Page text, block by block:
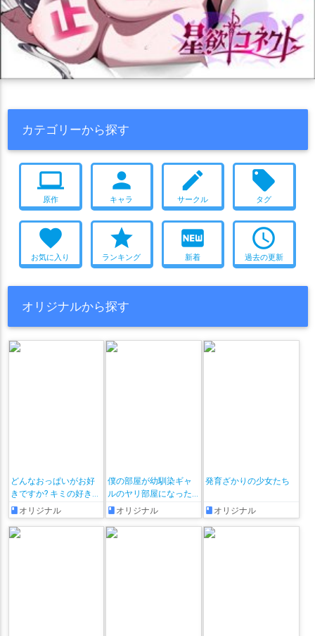
カテゴリーから探す
computer
原作
person
キャラ
create
サークル
local_offer
タグ
favorite
お気に入り
star
ランキング
fiber_new
新着
access_time
過去の更新
オリジナルから探す
どんなおっぱいがお好
きですか? キミの好きな
おっぱいがきっと見つ
かるアンソロジー
オリジナル
僕の部屋が幼馴染ギャ
ルのヤリ部屋になった
話 オリジナル
発育ざかりの少女たち
オリジナル